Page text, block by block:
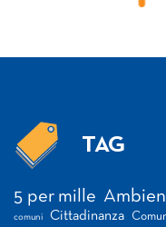
TAG
5 per mille
comuni Cittadinanza